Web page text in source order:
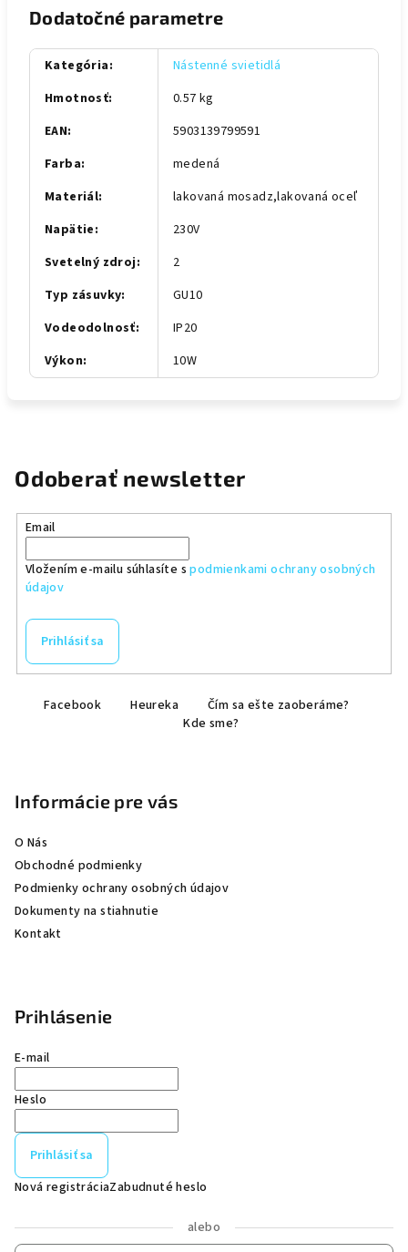
Dodatočné parametre
Kategória:
Nástenné svietidlá
Hmotnosť:
0.57 kg
EAN:
5903139799591
Farba:
medená
Materiál:
lakovaná mosadz,lakovaná oceľ
Napätie:
230V
Svetelný zdroj:
2
Typ zásuvky:
GU10
Vodeodolnosť:
IP20
Výkon: 10W
Odoberať newsletter
Email
Vložením e-mailu súhlasíte spodmienkami ochrany osobných
údajov
Prihlásiť sa
Facebook Heureka
Čím sa ešte zaoberáme?
Kde sme?
Informácie pre vás
O Nás
Obchodné podmienky
Podmienky ochrany osobných údajov
Dokumenty na stiahnutie
Kontakt
Prihlásenie
E-mail
Heslo
Prihlásiť sa
Nová registráciaZabudnuté heslo
alebo